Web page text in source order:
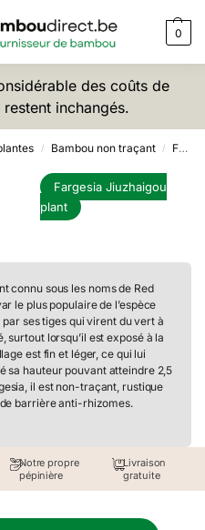
0
des coûts de
inchangés.
/ Bambou non traçant / Fargesia Jiuzhaigou
Fargesia Jiuzhaigou
plant
connu sous les noms de Red
le plus populaire de l’espèce
ses tiges qui virent du vert à
surtout lorsqu’il est exposé à la
est fin et léger, ce qui lui
sa hauteur pouvant atteindre 2,5
il est non-traçant, rustique
barrière anti-rhizomes.
Notre propre
pépinière
Livraison
gratuite